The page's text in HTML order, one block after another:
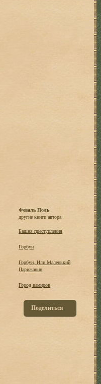
Феваль Поль
другие книги автора:
Башня преступления
Горбун
Горбун, Или Маленький
Парижанин
Город вамиров
Поделиться